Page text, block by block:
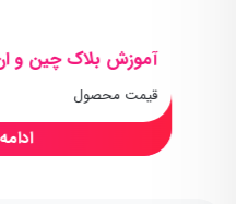
آموزش بلاک چین و
قیمت محصول